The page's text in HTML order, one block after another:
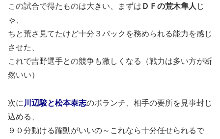
この試合で得たものは大きい、まずは ＤＦの荒木隼人 じ
ゃ、
ちと荒さ見てたけど十分３バックを務められる能力を感じ
させた、
これで吉野選手との競争も激しくなる（戦力は多い方が断
然いい）
次に 川辺駿と松本泰志のボランチ、相手の要所を見事封じ
込める、
９０分動ける躍動がいいの～これなら十分任せられるで